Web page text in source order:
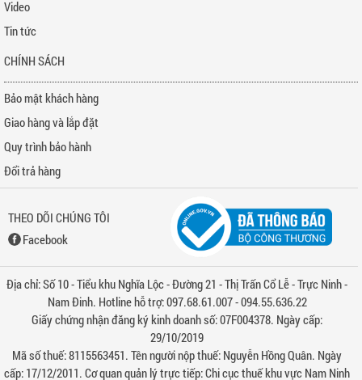
Video
Tin tức
CHÍNH SÁCH
Bảo mật khách hàng
Giao hàng và lắp đặt
Quy trình bảo hành
Đổi trả hàng
THEO DÕI CHÚNG TÔI
Facebook
Địa chỉ: Số 10 - Tiểu khu Nghĩa Lộc - Đường 21 - Thị Trấn Cổ Lễ - Trực Ninh -
Nam Đinh. Hotline hỗ trợ: 097.68.61.007 - 094.55.636.22
Giấy chứng nhận đăng ký kinh doanh số: 07F004378. Ngày cấp:
29/10/2019
Mã số thuế: 8115563451. Tên người nộp thuế: Nguyễn Hồng Quân. Ngày
cấp: 17/12/2011. Cơ quan quản lý trực tiếp: Chi cục thuế khu vực Nam Ninh